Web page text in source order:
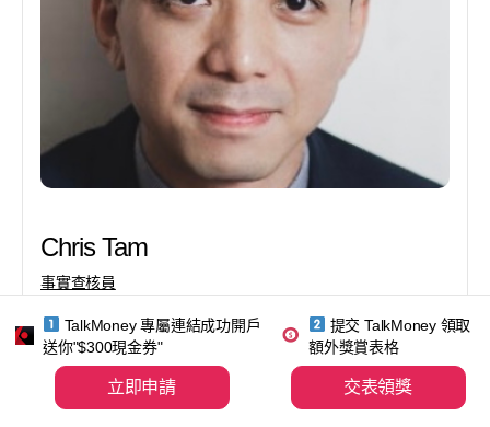
Chris Tam
事實查核員
Chris Tam 目前在 Talk Money 處理數據收集、分析及
核實工作。Chris專注收集、分析及核實香港證券商收
費、服務、產品等。他對投資有10年經驗，對股票、
黃金和債券等投資產品情有獨鍾。
TalkMoney 專屬連結成功開戶
送你"$300現金券"
立即申請
提交 TalkMoney 領取
額外獎賞表格
交表領獎